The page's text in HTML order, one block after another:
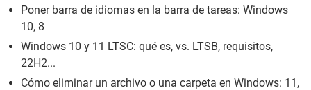
Poner barra de idiomas en la barra de tareas: Windows
10, 8
Windows 10 y 11 LTSC: qué es, vs. LTSB, requisitos,
22H2...
Cómo eliminar un archivo o una carpeta en Windows: 11,